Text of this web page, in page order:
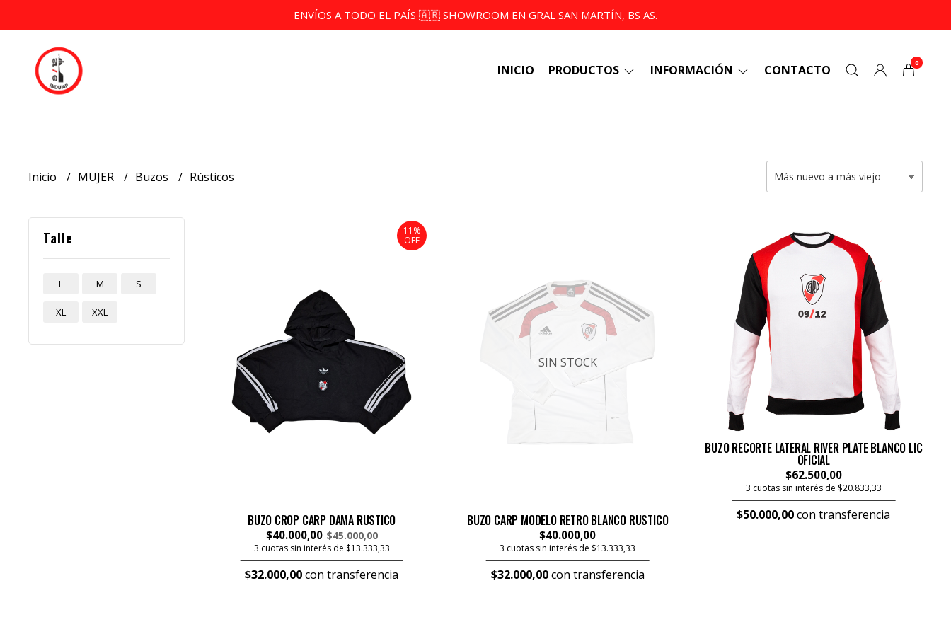
ENVÍOS A TODO EL PAÍS 🇦🇷 SHOWROOM EN GRAL SAN MARTÍN, BS AS.
INICIO PRODUCTOS INFORMACIÓN CONTACTO 0
Inicio MUJER Buzos Rústicos
Talle
L M S
XL XXL
11%
OFF
BUZO CROP CARP DAMA RUSTICO
$40.000,00 $45.000,00
3 cuotas sin interés de $13.333,33
$32.000,00con transferencia
SIN STOCK
BUZO CARP MODELO RETRO BLANCO RUSTICO
$40.000,00
3 cuotas sin interés de $13.333,33
$32.000,00con transferencia
BUZO RECORTE LATERAL RIVER PLATE BLANCO LIC
OFICIAL
$62.500,00
3 cuotas sin interés de $20.833,33
$50.000,00con transferencia